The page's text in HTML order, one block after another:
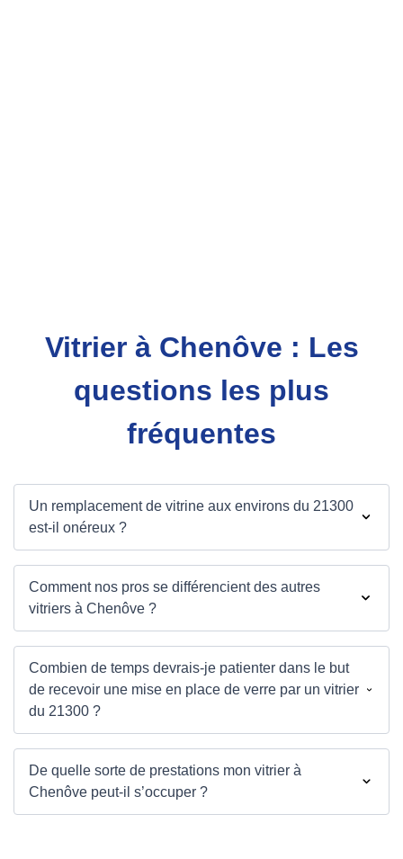
Vitrier à Chenôve : Les
questions les plus
fréquentes
Un remplacement de vitrine aux environs du 21300
est-il onéreux ?
Comment nos pros se différencient des autres
vitriers à Chenôve ?
Combien de temps devrais-je patienter dans le but
de recevoir une mise en place de verre par un vitrier
du 21300 ?
De quelle sorte de prestations mon vitrier à
Chenôve peut-il s’occuper ?